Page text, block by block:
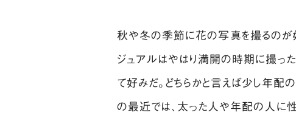
秋や冬の季節に花の写真を撮るのが
ジュアルはやはり満開の時期に撮っ
て好みだ。どちらかと言えば少し年配
の最近では、太った人や年配の人に性